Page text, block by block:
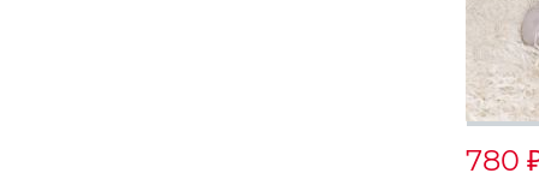
780